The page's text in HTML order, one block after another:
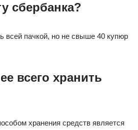
сбербанка?
всей пачкой, но не свыше 40 купюр
всего хранить
хранения средств является